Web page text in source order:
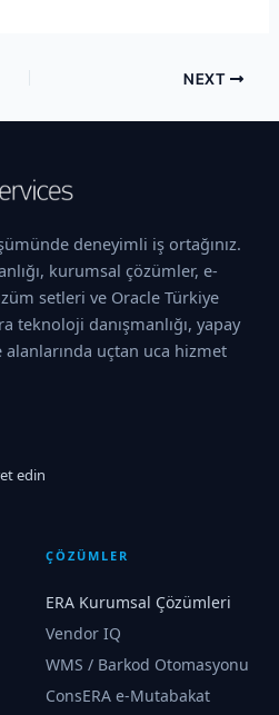
NEXT
deneyimli iş ortağınız.
kurumsal çözümler, e-
setleri ve Oracle Türkiye
teknoloji danışmanlığı, yapay
alanlarında uçtan uca hizmet
edin
ÇÖZÜMLER
ERA Kurumsal Çözümleri
Vendor IQ
WMS / Barkod Otomasyonu
ConsERA e-Mutabakat